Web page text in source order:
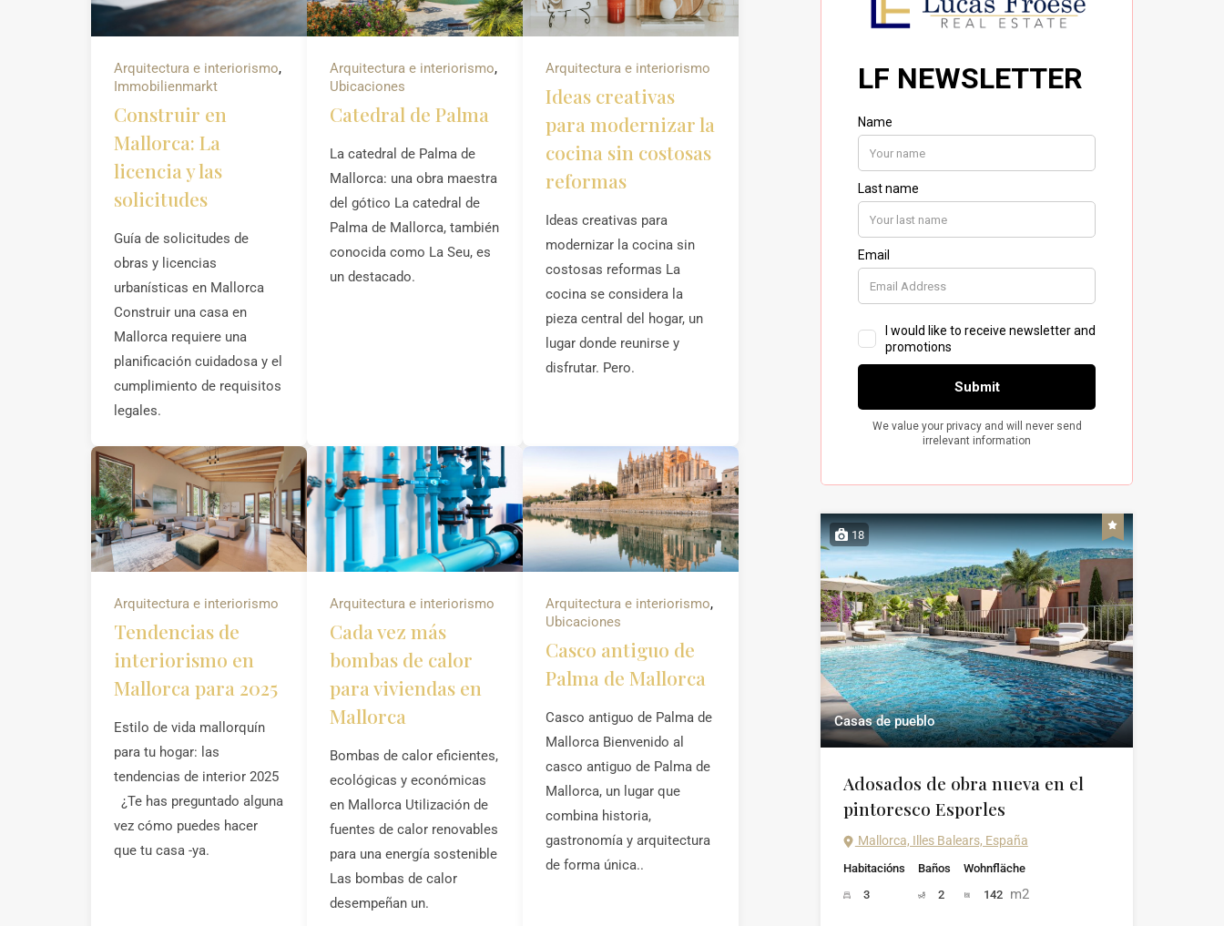
Arquitectura e interiorismo,
Immobilienmarkt
Construir en
Mallorca: La
licencia y las
solicitudes
Guía de solicitudes de
obras y licencias
urbanísticas en Mallorca
Construir una casa en
Mallorca requiere una
planificación cuidadosa y el
cumplimiento de requisitos
legales.
Arquitectura e interiorismo,
Ubicaciones
Catedral de Palma
La catedral de Palma de
Mallorca: una obra maestra
del gótico La catedral de
Palma de Mallorca, también
conocida como La Seu, es
un destacado.
Arquitectura e interiorismo
Ideas creativas
para modernizar la
cocina sin costosas
reformas
Ideas creativas para
modernizar la cocina sin
costosas reformas La
cocina se considera la
pieza central del hogar, un
lugar donde reunirse y
disfrutar. Pero.
Arquitectura e interiorismo
Tendencias de
interiorismo en
Mallorca para 2025
Estilo de vida mallorquín
para tu hogar: las
tendencias de interior 2025
¿Te has preguntado alguna
vez cómo puedes hacer
que tu casa -ya.
Arquitectura e interiorismo
Cada vez más
bombas de calor
para viviendas en
Mallorca
Bombas de calor eficientes,
ecológicas y económicas
en Mallorca Utilización de
fuentes de calor renovables
para una energía sostenible
Las bombas de calor
desempeñan un.
Arquitectura e interiorismo,
Ubicaciones
Casco antiguo de
Palma de Mallorca
Casco antiguo de Palma de
Mallorca Bienvenido al
casco antiguo de Palma de
Mallorca, un lugar que
combina historia,
gastronomía y arquitectura
de forma única..
18
Casas de pueblo
Adosados de obra nueva en el
pintoresco Esporles
Mallorca, Illes Balears, España
Habitacións
3
Baños
2
Wohnfläche
142 m2